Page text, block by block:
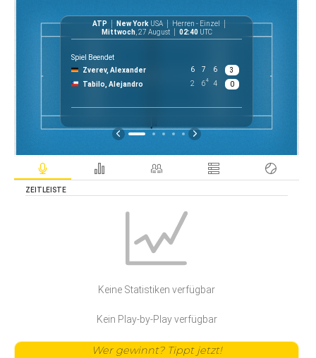
ATP New York USA
Herren - Einzel
Mittwoch, 27 August 02:40 UTC
Spiel Beendet
Zverev, Alexander
6 7 6
3
Tabilo, Alejandro
2 64 4 0
ZEITLEISTE
Keine Statistiken verfügbar
Kein Play-by-Play verfügbar
Wer gewinnt? Tippt jetzt!